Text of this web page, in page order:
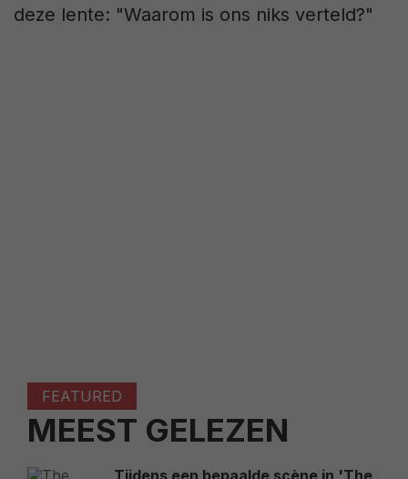
deze lente: "Waarom is ons niks verteld?"
FEATURED
MEEST GELEZEN